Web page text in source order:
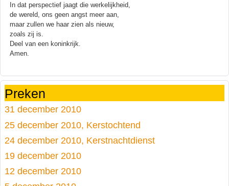
In dat perspectief jaagt die werkelijkheid,
de wereld, ons geen angst meer aan,
maar zullen we haar zien als nieuw,
zoals zij is.
Deel van een koninkrijk.
Amen.
Preken
31 december 2010
25 december 2010, Kerstochtend
24 december 2010, Kerstnachtdienst
19 december 2010
12 december 2010